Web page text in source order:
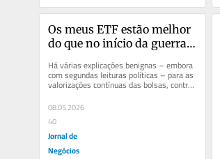
Os meus ETF estão melhor
do que no início da guerra.
Há várias explicações benignas – embora
com segundas leituras políticas – para as
valorizações contínuas das bolsas, contra
todas as...
08.05.2026
40
Jornal de
Negócios